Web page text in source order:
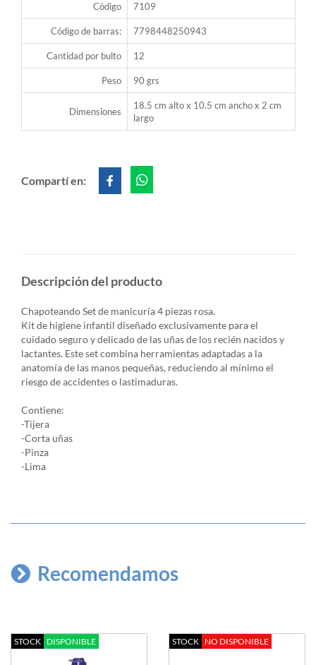
Código 7109
Código de barras: 7798448250943
Cantidad por bulto 12
Peso 90 grs
Dimensiones
18.5 cm alto x 10.5 cm ancho x 2 cm
largo
Compartí en:
Descripción del producto
Chapoteando Set de manicuría 4 piezas rosa.
Kit de higiene infantil diseñado exclusivamente para el
cuidado seguro y delicado de las uñas de los recién nacidos y
lactantes. Este set combina herramientas adaptadas a la
anatomía de las manos pequeñas, reduciendo al mínimo el
riesgo de accidentes o lastimaduras.
Contiene:
-Tijera
-Corta uñas
-Pinza
-Lima
Recomendamos
STOCK DISPONIBLE STOCK NO DISPONIBLE